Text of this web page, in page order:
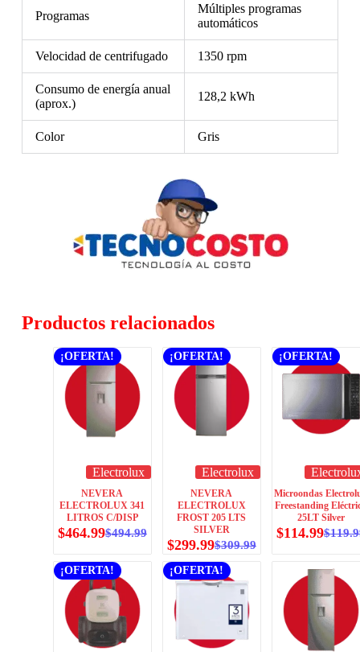
Programas
Múltiples programas
automáticos
Velocidad de centrifugado 1350 rpm
Consumo de energía anual
(aprox.)
128,2 kWh
Color Gris
Productos relacionados
¡OFERTA!
Electrolux
NEVERA
ELECTROLUX 341
LITROS C/DISP
$494.99
$464.99
¡OFERTA!
Electrolux
NEVERA
ELECTROLUX
FROST 205 LTS
SILVER
$309.99
$299.99
¡OFERTA!
Microondas
Freestanding
25LT Silver
$
$114.99
¡OFERTA! ¡OFERTA!